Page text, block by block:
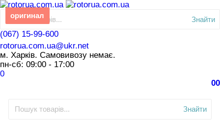
Знайти
(067) 15-99-600
rotorua.com.ua@ukr.net
м. Харків. Самовивозу немає.
пн-сб: 09:00 - 17:00
0
00
Знайти
оригинал